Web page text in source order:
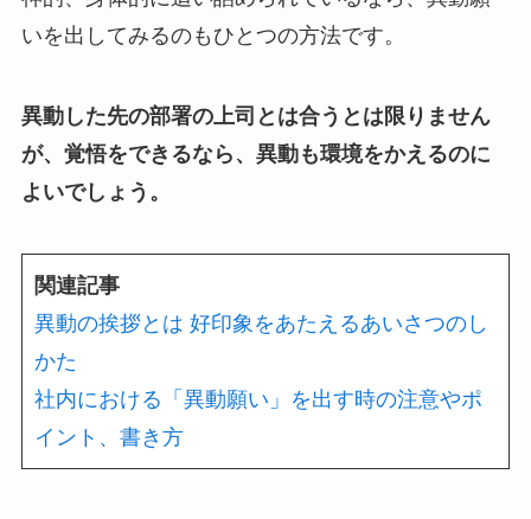
いを出してみるのもひとつの方法です。
異動した先の部署の上司とは合うとは限りません
が、覚悟をできるなら、異動も環境をかえるのに
よいでしょう。
関連記事
異動の挨拶とは 好印象をあたえるあいさつのし
かた
社内における「異動願い」を出す時の注意やポ
イント、書き方